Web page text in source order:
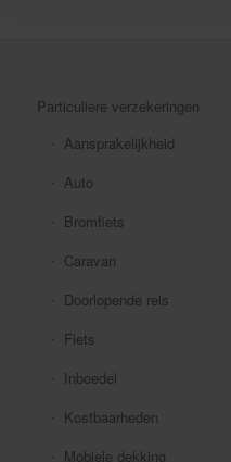
Particuliere verzekeringen
Aansprakelijkheid
Auto
Bromfiets
Caravan
Doorlopende reis
Fiets
Inboedel
Kostbaarheden
Mobiele dekking